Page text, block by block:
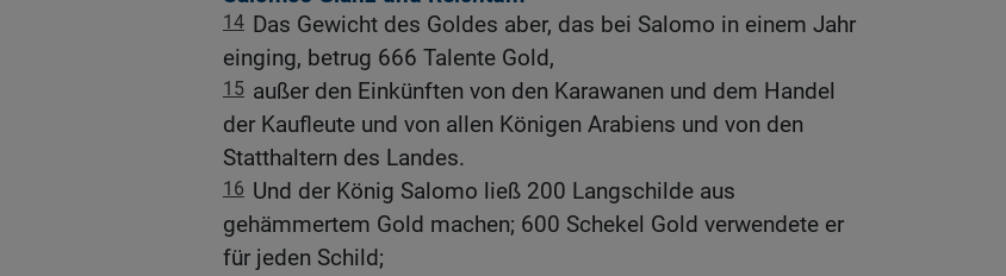
14 Das Gewicht des Goldes aber, das bei Salomo in einem Jahr
einging, betrug 666 Talente Gold,
15 außer den Einkünften von den Karawanen und dem Handel
der Kaufleute und von allen Königen Arabiens und von den
Statthaltern des Landes.
16 Und der König Salomo ließ 200 Langschilde aus
gehämmertem Gold machen; 600 Schekel Gold verwendete er
für jeden Schild;